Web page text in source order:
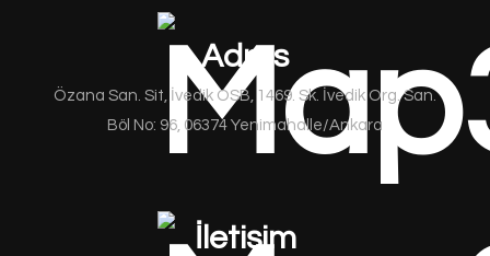
Adres
Özana San. Sit, İvedik OSB, 1469. Sk. İvedik Org. San.
Böl No: 96, 06374 Yenimahalle/Ankara
İletişim